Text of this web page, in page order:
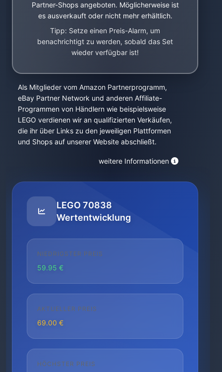
Partner-Shops angeboten. Möglicherweise ist
es ausverkauft oder nicht mehr erhältlich.
Tipp: Setze einen Preis-Alarm, um
benachrichtigt zu werden, sobald das Set
wieder verfügbar ist!
Als Mitglieder vom Amazon Partnerprogramm,
eBay Partner Network und anderen Affiliate-
Programmen von Händlern wie beispielsweise
LEGO verdienen wir an qualifizierten Verkäufen,
die ihr über Links zu den jeweiligen Plattformen
und Shops auf unserer Website abschließt.
weitere Informationen
LEGO 70838
Wertentwicklung
NIEDRIGSTER PREIS
59.95 €
AKTUELLER PREIS
69.00 €
HÖCHSTER PREIS